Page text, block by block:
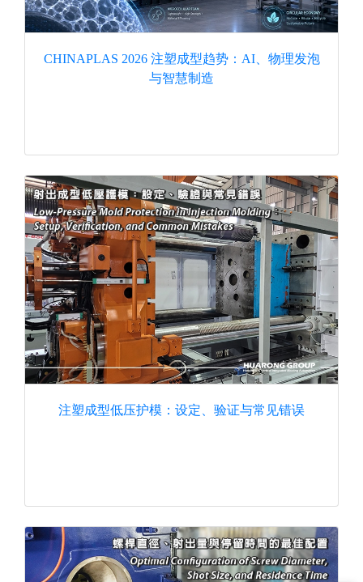
CHINAPLAS 2026 注塑成型趋势：AI、物理发泡
与智慧制造
注塑成型低压护模：设定、验证与常见错误